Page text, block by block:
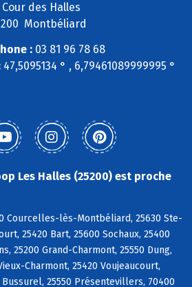
Cour des Halles
Montbéliard
:03 81 96 78 68
47,5095134 ° , 6,79461089999995 °
Les Halles (25200) est proche
Courcelles-lès-Montbéliard, 25630 Ste-
25420 Bart, 25600 Sochaux, 25400
25200 Grand-Charmont, 25550 Dung,
Charmont, 25420 Voujeaucourt,
25550 Présentevillers, 70400